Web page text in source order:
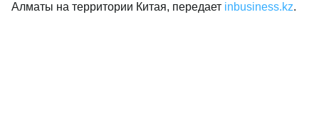
Алматы на территории Китая, передает inbusiness.kz.